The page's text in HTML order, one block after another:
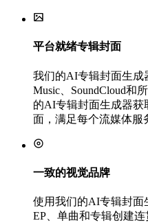
平台就绪专辑封面
我们的AI专辑封面生成
Music、SoundCloud和
的AI专辑封面生成器获
面，满足每个流媒体服
一致的视觉品牌
使用我们的AI专辑封面
EP、单曲和专辑创建